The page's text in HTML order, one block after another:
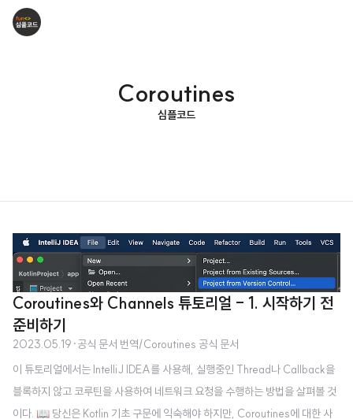
Coroutines
심플코드
Coroutines와 Channels 튜토리얼 - 1. 시작하기 전
준비하기
2023.05.19 ·공식 문서 번역/Coroutines 공식 문서
이 튜토리얼에서는 IntelliJ IDEA를 사용해, 실행중인 Thread나 Callback을
블록하지 않고 코루틴을 사용하여 네트워크 요청을 수행하는 방법을 살펴볼 것
이다. 📖 당신은 Kotlin 기초 구문에 익숙해야 하지만, Coroutines에 대한 사